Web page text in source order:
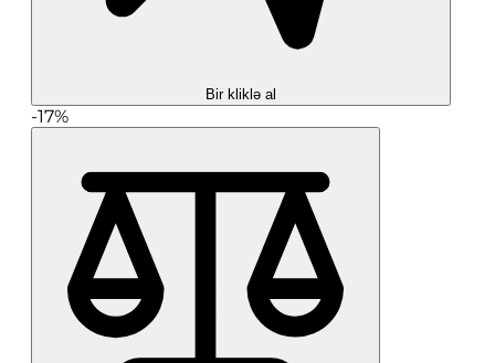
Bir kliklə al
-17%